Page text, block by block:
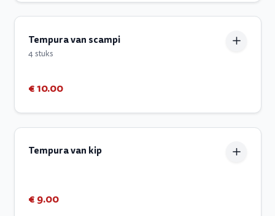
Tempura van scampi
4 stuks
€ 10.00
Tempura van kip
€ 9.00